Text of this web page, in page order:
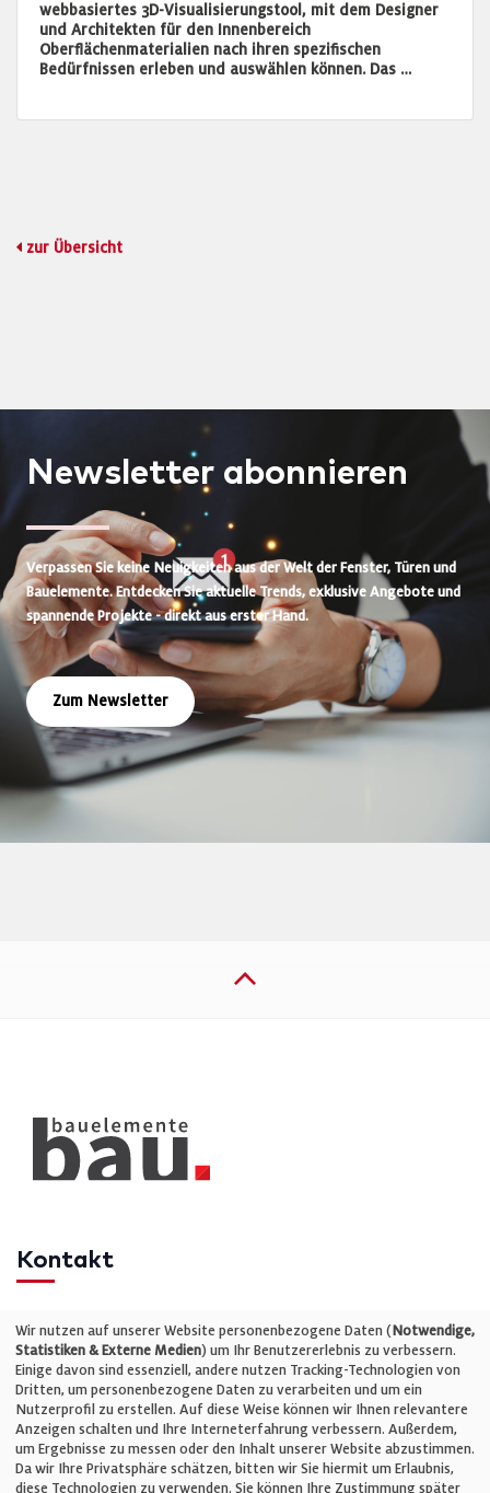
webbasiertes 3D-Visualisierungstool, mit dem Designer
und Architekten für den Innenbereich
Oberflächenmaterialien nach ihren spezifischen
Bedürfnissen erleben und auswählen können. Das …
zur Übersicht
Newsletter abonnieren
Verpassen Sie keine Neuigkeiten aus der Welt der Fenster, Türen und
Bauelemente. Entdecken Sie aktuelle Trends, exklusive Angebote und
spannende Projekte - direkt aus erster Hand.
Zum Newsletter
Kontakt
Telefon: +49 (0)711 2585563-0
E-Mail:info@bauelemente-bau.eu
Unternehmen
Impressum
Wir nutzen auf unserer Website personenbezogene Daten (Notwendige,
Statistiken & Externe Medien) um Ihr Benutzererlebnis zu verbessern.
Einige davon sind essenziell, andere nutzen Tracking-Technologien von
Dritten, um personenbezogene Daten zu verarbeiten und um ein
Nutzerprofil zu erstellen. Auf diese Weise können wir Ihnen relevantere
Anzeigen schalten und Ihre Interneterfahrung verbessern. Außerdem,
um Ergebnisse zu messen oder den Inhalt unserer Website abzustimmen.
Da wir Ihre Privatsphäre schätzen, bitten wir Sie hiermit um Erlaubnis,
diese Technologien zu verwenden. Sie können Ihre Zustimmung später